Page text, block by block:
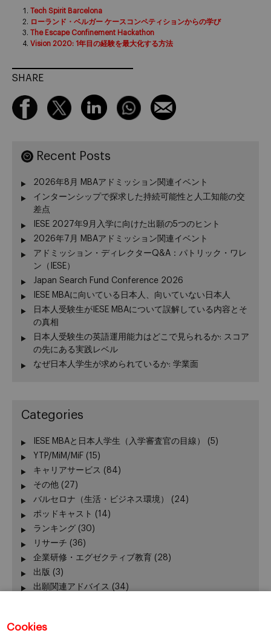
Cookies
Tech Spirit Barcelona
ローランド・ベルガー ケースコンペティションからの学び
The Escape Confinement Hackathon
Vision 2020: 1年目の経験を最大化する方法
SHARE
Recent Posts
2026年8月 MBAアドミッション関連イベント
インターンシップで探求した持続可能性と人工知能の交
差点
IESE 2027年9月入学に向けた出願の5つのヒント
2026年7月 MBAアドミッション関連イベント
アドミッション・ディレクターQ&A：パトリック・ワレ
ン（IESE）
Japan Search Fund Conference 2026
IESE MBAに向いている日本人、向いていない日本人
日本人受験生がIESE MBAについて誤解している内容とそ
の真相
日本人受験生の英語運用能力はどこで見られるか: スコア
の先にある実践レベル
なぜ日本人学生が求められているか: 学業面
Categories
IESE MBAと日本人学生（入学審査官の目線）
(5)
YTP/MiM/MiF (15)
キャリアサービス (84)
その他 (27)
バルセロナ（生活・ビジネス環境）
(24)
ポッドキャスト (14)
ランキング (30)
リサーチ (36)
企業研修・エグゼクティブ教育 (28)
出版 (3)
出願関連アドバイス (34)
卒業生向けイベント